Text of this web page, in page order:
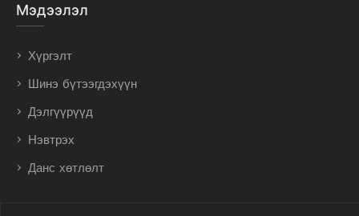
Мэдээлэл
Хүргэлт
Шинэ бүтээгдэхүүн
Дэлгүүрүүд
Нэвтрэх
Данс хөтлөлт